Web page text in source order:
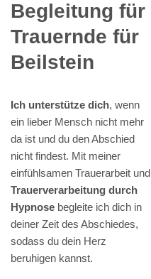
Begleitung für
Trauernde für
Beilstein
Ich unterstütze dich, wenn
ein lieber Mensch nicht mehr
da ist und du den Abschied
nicht findest. Mit meiner
einfühlsamen Trauerarbeit und
Trauerverarbeitung durch
Hypnose begleite ich dich in
deiner Zeit des Abschiedes,
sodass du dein Herz
beruhigen kannst.